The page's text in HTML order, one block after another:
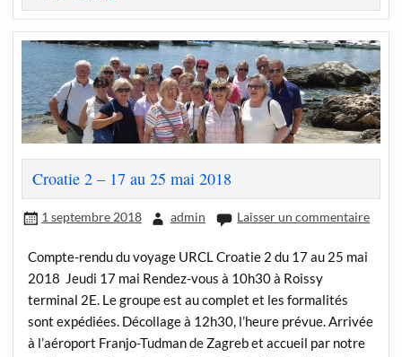
Croatie 2 – 17 au 25 mai 2018
1 septembre 2018 admin Laisser un commentaire
Compte-rendu du voyage URCL Croatie 2 du 17 au 25 mai
2018 Jeudi 17 mai Rendez-vous à 10h30 à Roissy
terminal 2E. Le groupe est au complet et les formalités
sont expédiées. Décollage à 12h30, l’heure prévue. Arrivée
à l’aéroport Franjo-Tudman de Zagreb et accueil par notre